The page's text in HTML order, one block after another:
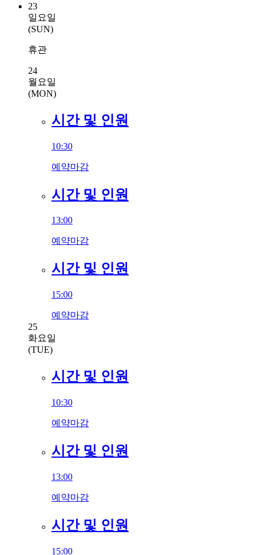
23
일요일
(SUN)
휴관
24
월요일
(MON)
시간 및 인원
10:30
예약마감
시간 및 인원
13:00
예약마감
시간 및 인원
15:00
예약마감
25
화요일
(TUE)
시간 및 인원
10:30
예약마감
시간 및 인원
13:00
예약마감
시간 및 인원
15:00